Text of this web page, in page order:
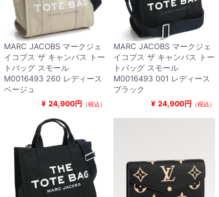
MARC JACOBS マークジェ
イコブス ザ キャンバス トー
トバッグ スモール
M0016493 260 レディース
ベージュ
¥ 24,900円 （税込）
MARC JACOBS マークジェ
イコブス ザ キャンバス トー
トバッグ スモール
M0016493 001 レディース
ブラック
¥ 24,900円 （税込）